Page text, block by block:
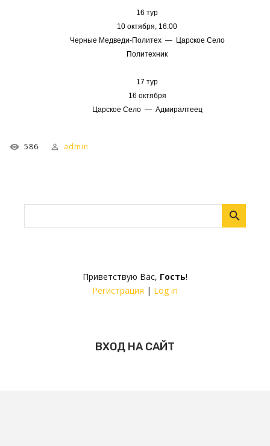
Приветствую Вас, Гость!
Регистрация | Log in
ВХОД НА САЙТ
16 тур
10 октября, 16:00
Черные Медведи-Политех — Царское Село
Политехник
17 тур
16 октября
Царское Село — Адмиралтеец
586 admin